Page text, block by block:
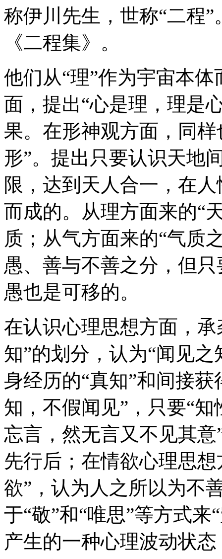
称伊川先生，世称“二程
《二程集》。
他们从“理”作为宇宙本
面，提出“心是理，理是
果。在形神观方面，同
形”。提出只要认识天地
限，达到天人合一，在
而成的。从理方面来的“
质；从气方面来的“气质
愚、善与不善之分，但只
愚也是可移的。
在认识心理思想方面，
知”的划分，认为“闻见
身经历的“真知”和间接
知，不假闻见”，只要“
忘言，然无言又不见其
先行后；在情欲心理思
欲”，认为人之所以为不
于“敬”和“唯思”等方式
产生的一种心理波动状